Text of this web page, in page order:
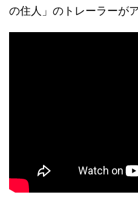
の住人」のトレーラーが